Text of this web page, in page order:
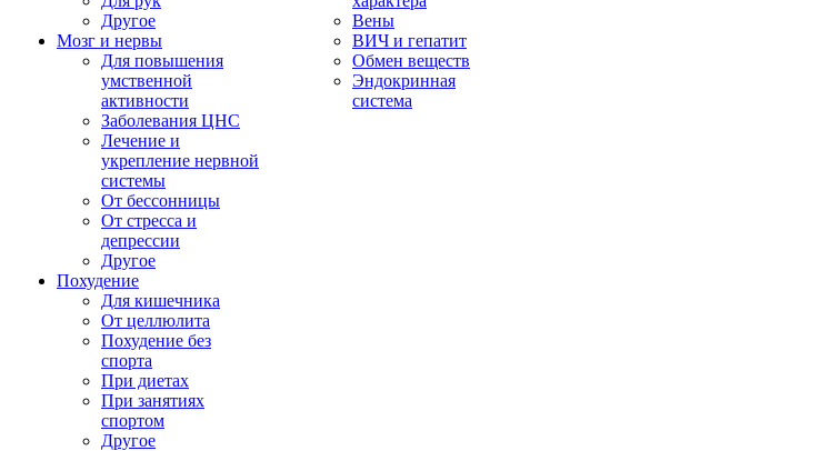
Другое
Мозг и нервы
Для повышения
умственной
активности
Заболевания ЦНС
Лечение и
укрепление нервной
системы
От бессонницы
От стресса и
депрессии
Другое
Похудение
Для кишечника
От целлюлита
Похудение без
спорта
При диетах
При занятиях
спортом
Другое
Вены
ВИЧ и гепатит
Обмен веществ
Эндокринная
система